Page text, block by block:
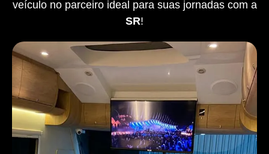
veículo no parceiro ideal para suas jornadas com a
SR!